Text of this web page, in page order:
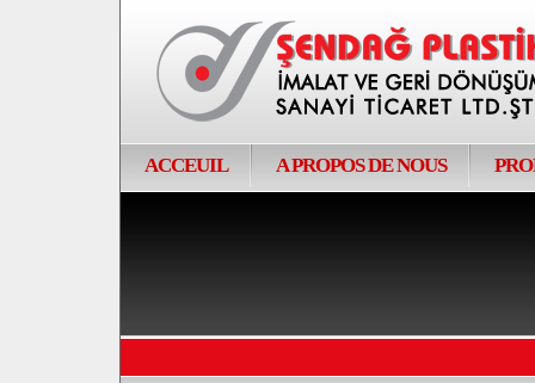
ACCEUIL A PROPOS DE NOUS